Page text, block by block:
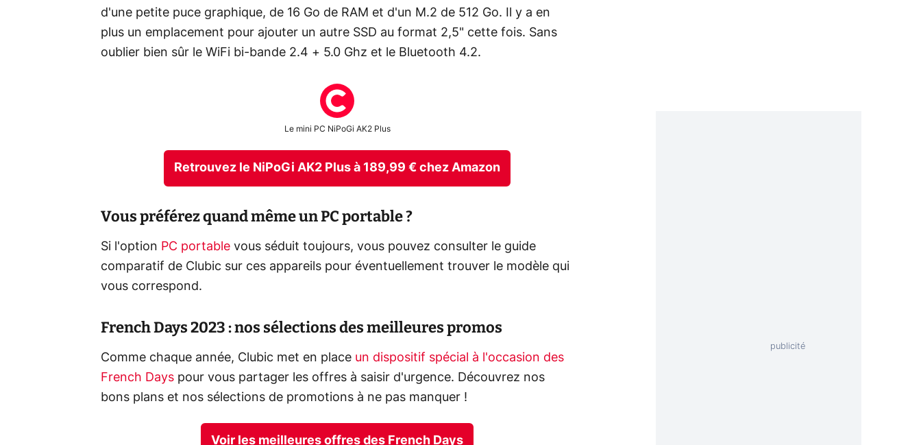
d'une petite puce graphique, de 16 Go de RAM et d'un M.2 de 512 Go. Il y a en
plus un emplacement pour ajouter un autre SSD au format 2,5" cette fois. Sans
oublier bien sûr le WiFi bi-bande 2.4 + 5.0 Ghz et le Bluetooth 4.2.
Le mini PC NiPoGi AK2 Plus
Retrouvez le NiPoGi AK2 Plus à 189,99 € chez Amazon
Vous préférez quand même un PC portable ?
Si l'option PC portable vous séduit toujours, vous pouvez consulter le guide
comparatif de Clubic sur ces appareils pour éventuellement trouver le modèle qui
vous correspond.
French Days 2023 : nos sélections des meilleures promos
Comme chaque année, Clubic met en place un dispositif spécial à l'occasion des
French Days pour vous partager les offres à saisir d'urgence. Découvrez nos
bons plans et nos sélections de promotions à ne pas manquer !
Voir les meilleures offres des French Days